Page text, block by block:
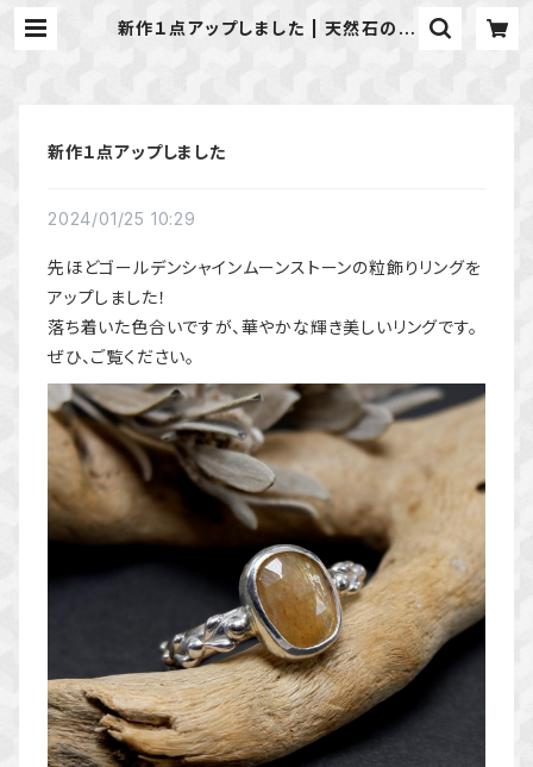
新作１点アップしました | 天然石のア
新作１点アップしました
2024/01/25 10:29
先ほどゴールデンシャインムーンストーンの粒飾りリングを
アップしました！
落ち着いた色合いですが、華やかな輝き美しいリングです。
ぜひ、ご覧ください。